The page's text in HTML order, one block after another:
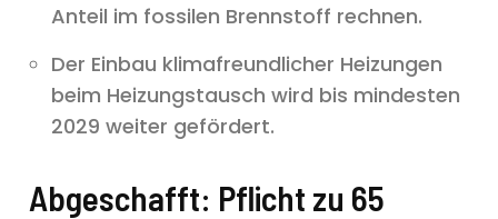
Anteil im fossilen Brennstoff rechnen.
Der Einbau klimafreundlicher Heizungen
beim Heizungstausch wird bis mindesten
2029 weiter gefördert.
Abgeschafft: Pflicht zu 65